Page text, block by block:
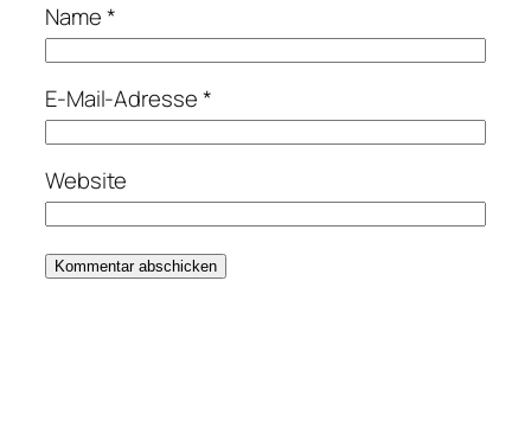
Name*
E-Mail-Adresse*
Website